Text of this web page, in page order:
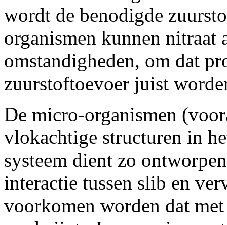
wordt de benodigde
organismen kunnen nitraat
omstandigheden, om dat
zuurstoftoevoer juist
De micro-organismen
vlokachtige structuren in
systeem dient zo
interactie tussen slib en
voorkomen worden dat